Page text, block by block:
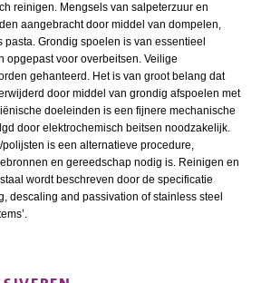
reinigen. Mengsels van salpeterzuur en
aangebracht door middel van dompelen,
Grondig spoelen is van essentieel
opgepast voor overbeitsen. Veilige
gehanteerd. Het is van groot belang dat
door middel van grondig afspoelen met
doeleinden is een fijnere mechanische
door elektrochemisch beitsen noodzakelijk.
is een alternatieve procedure,
en gereedschap nodig is. Reinigen en
wordt beschreven door de specificatie
descaling and passivation of stainless steel